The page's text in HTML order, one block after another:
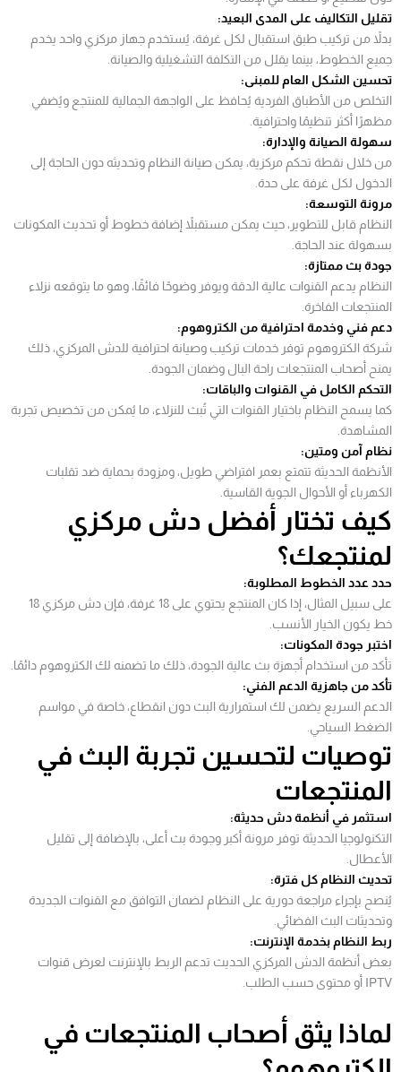
تقليل التكاليف على المدى البعيد:
بدلاً من تركيب طبق استقبال لكل غرفة، يُستخدم جهاز مركزي واحد يخدم
جميع الخطوط، بينما يقلل من التكلفة التشغيلية والصيانة.
تحسين الشكل العام للمبنى:
التخلص من الأطباق الفردية يُحافظ على الواجهة الجمالية للمنتجع ويُضفي
مظهرًا أكثر تنظيمًا واحترافية.
سهولة الصيانة والإدارة:
من خلال نقطة تحكم مركزية، يمكن صيانة النظام وتحديثه دون الحاجة إلى
الدخول لكل غرفة على حدة.
مرونة التوسعة:
النظام قابل للتطوير، حيث يمكن مستقبلاً إضافة خطوط أو تحديث المكونات
بسهولة عند الحاجة.
جودة بث ممتازة:
النظام يدعم القنوات عالية الدقة ويوفر وضوحًا فائقًا، وهو ما يتوقعه نزلاء
المنتجعات الفاخرة.
دعم فني وخدمة احترافية من الكتروهوم:
شركة الكتروهوم توفر خدمات تركيب وصيانة احترافية للدش المركزي، ذلك
يمنح أصحاب المنتجعات راحة البال وضمان الجودة.
التحكم الكامل في القنوات والباقات:
كما يسمح النظام باختيار القنوات التي تُبث للنزلاء، ما يُمكن من تخصيص تجربة
المشاهدة.
نظام آمن ومتين:
الأنظمة الحديثة تتمتع بعمر افتراضي طويل، ومزودة بحماية ضد تقلبات
الكهرباء أو الأحوال الجوية القاسية.
كيف تختار أفضل دش مركزي
لمنتجعك؟
حدد عدد الخطوط المطلوبة:
على سبيل المثال، إذا كان المنتجع يحتوي على 18 غرفة، فإن دش مركزي 18
خط يكون الخيار الأنسب.
اختبر جودة المكونات:
تأكد من استخدام أجهزة بث عالية الجودة، ذلك ما تضمنه لك الكتروهوم دائمًا.
تأكد من جاهزية الدعم الفني:
الدعم السريع يضمن لك استمرارية البث دون انقطاع، خاصة في مواسم
الضغط السياحي.
توصيات لتحسين تجربة البث في
المنتجعات
استثمر في أنظمة دش حديثة:
التكنولوجيا الحديثة توفر مرونة أكبر وجودة بث أعلى، بالإضافة إلى تقليل
الأعطال.
تحديث النظام كل فترة:
يُنصح بإجراء مراجعة دورية على النظام لضمان التوافق مع القنوات الجديدة
وتحديثات البث الفضائي.
ربط النظام بخدمة الإنترنت:
بعض أنظمة الدش المركزي الحديث تدعم الربط بالإنترنت لعرض قنوات
IPTV أو محتوى حسب الطلب.
لماذا يثق أصحاب المنتجعات في